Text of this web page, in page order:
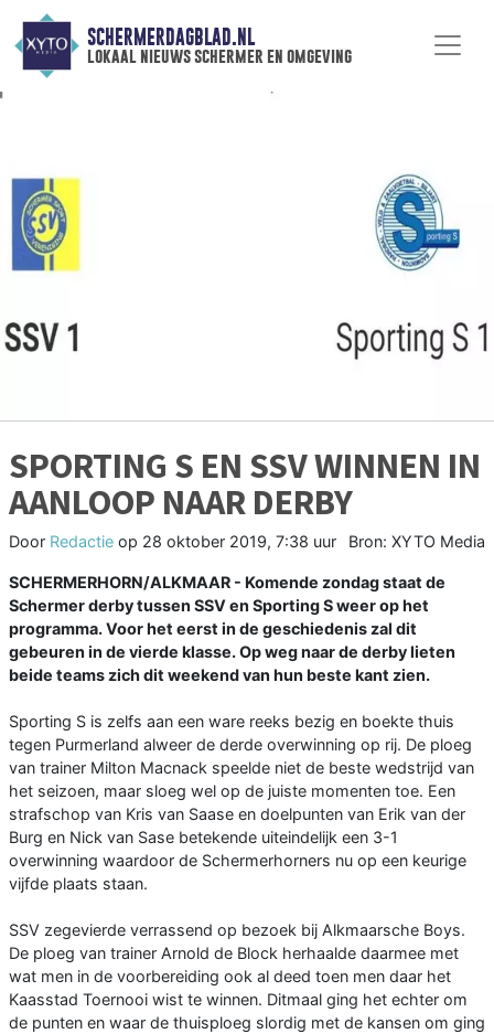
SCHERMERDAGBLAD.NL
lokaal nieuws schermer en omgeving
SPORTING S EN SSV WINNEN IN
AANLOOP NAAR DERBY
Door Redactie op 28 oktober 2019, 7:38 uur Bron: XYTO Media
SCHERMERHORN/ALKMAAR - Komende zondag staat de
Schermer derby tussen SSV en Sporting S weer op het
programma. Voor het eerst in de geschiedenis zal dit
gebeuren in de vierde klasse. Op weg naar de derby lieten
beide teams zich dit weekend van hun beste kant zien.
Sporting S is zelfs aan een ware reeks bezig en boekte thuis
tegen Purmerland alweer de derde overwinning op rij. De ploeg
van trainer Milton Macnack speelde niet de beste wedstrijd van
het seizoen, maar sloeg wel op de juiste momenten toe. Een
strafschop van Kris van Saase en doelpunten van Erik van der
Burg en Nick van Sase betekende uiteindelijk een 3-1
overwinning waardoor de Schermerhorners nu op een keurige
vijfde plaats staan.
SSV zegevierde verrassend op bezoek bij Alkmaarsche Boys.
De ploeg van trainer Arnold de Block herhaalde daarmee met
wat men in de voorbereiding ook al deed toen men daar het
Kaasstad Toernooi wist te winnen. Ditmaal ging het echter om
de punten en waar de thuisploeg slordig met de kansen om ging